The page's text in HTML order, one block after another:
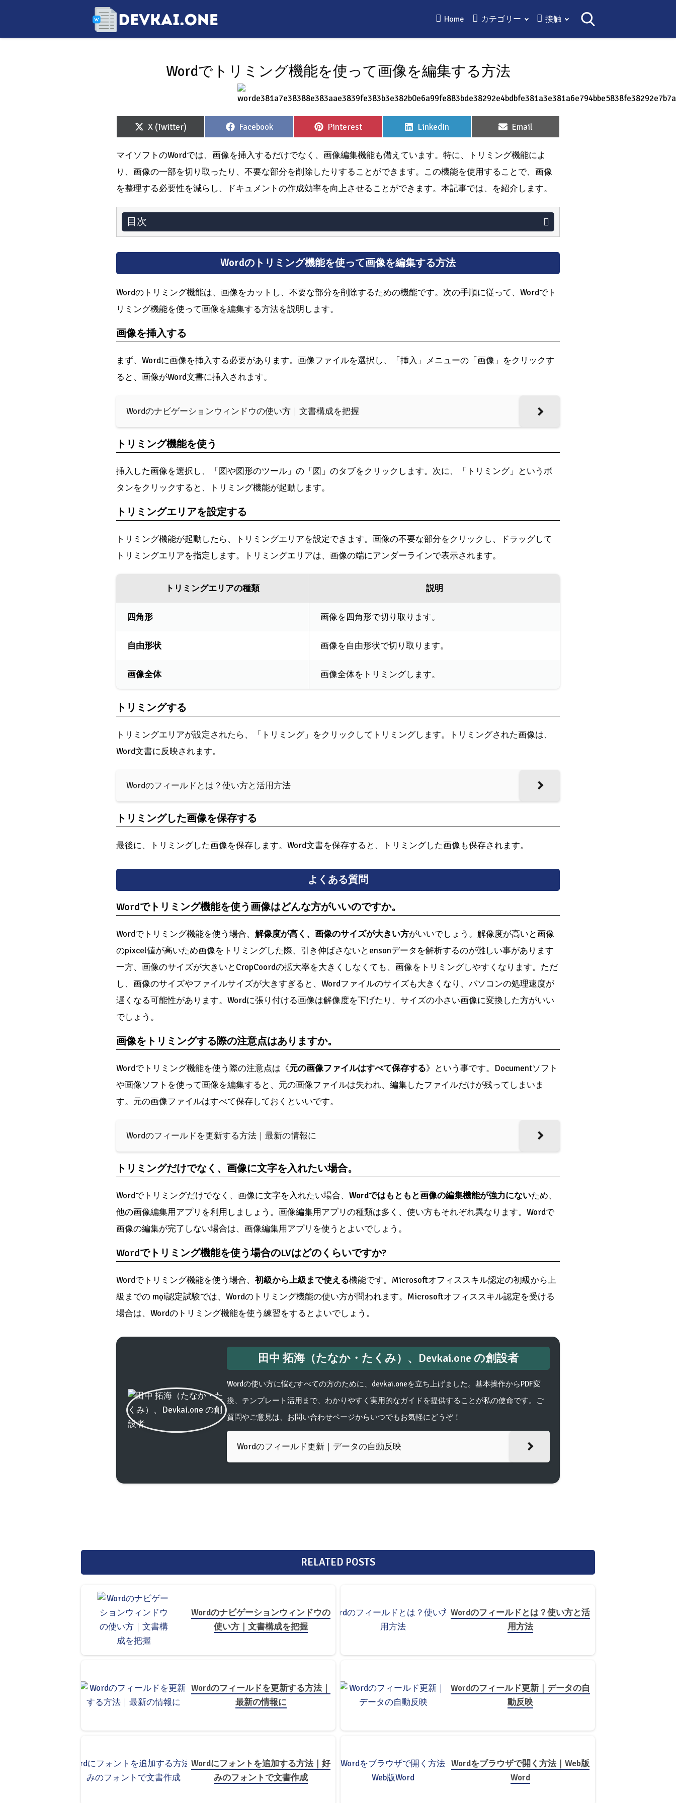
Home カテゴリー 接触
Wordでトリミング機能を使って画像を編集する方法
Share
on
X (Twitter)
Share
on
Facebook
Share
on
Pinterest
Share
on
LinkedIn
Share
on
Email
マイソフトのWordでは、画像を挿入するだけでなく、画像編集機能も備えています。特に、トリミング機能によ
り、画像の一部を切り取ったり、不要な部分を削除したりすることができます。この機能を使用することで、画像
を整理する必要性を減らし、ドキュメントの作成効率を向上させることができます。本記事では、を紹介します。
目次
Wordのトリミング機能を使って画像を編集する方法
Wordのトリミング機能は、画像をカットし、不要な部分を削除するための機能です。次の手順に従って、Wordでト
リミング機能を使って画像を編集する方法を説明します。
画像を挿入する
まず、Wordに画像を挿入する必要があります。画像ファイルを選択し、「挿入」メニューの「画像」をクリックす
ると、画像がWord文書に挿入されます。
Wordのナビゲーションウィンドウの使い方｜文書構成を把握
トリミング機能を使う
挿入した画像を選択し、「図や図形のツール」の「図」のタブをクリックします。次に、「トリミング」というボ
タンをクリックすると、トリミング機能が起動します。
トリミングエリアを設定する
トリミング機能が起動したら、トリミングエリアを設定できます。画像の不要な部分をクリックし、ドラッグして
トリミングエリアを指定します。トリミングエリアは、画像の端にアンダーラインで表示されます。
トリミングエリアの種類 説明
四角形 画像を四角形で切り取ります。
自由形状 画像を自由形状で切り取ります。
画像全体 画像全体をトリミングします。
トリミングする
トリミングエリアが設定されたら、「トリミング」をクリックしてトリミングします。トリミングされた画像は、
Word文書に反映されます。
Wordのフィールドとは？使い方と活用方法
トリミングした画像を保存する
最後に、トリミングした画像を保存します。Word文書を保存すると、トリミングした画像も保存されます。
よくある質問
Wordでトリミング機能を使う画像はどんな方がいいのですか。
Wordでトリミング機能を使う場合、 解像度が高く、画像のサイズが大きい方がいいでしょう。解像度が高いと画像
のpixcel値が高いため画像をトリミングした際、引き伸ばさないとensonデータを解析するのが難しい事があります
一方、画像のサイズが大きいとCropCoordの拡大率を大きくしなくても、画像をトリミングしやすくなります。ただ
し、画像のサイズやファイルサイズが大きすぎると、Wordファイルのサイズも大きくなり、パソコンの処理速度が
遅くなる可能性があります。Wordに張り付ける画像は解像度を下げたり、サイズの小さい画像に変換した方がいい
でしょう。
画像をトリミングする際の注意点はありますか。
Wordでトリミング機能を使う際の注意点は《元の画像ファイルはすべて保存する》という事です。Documentソフト
や画像ソフトを使って画像を編集すると、元の画像ファイルは失われ、編集したファイルだけが残ってしまいま
す。元の画像ファイルはすべて保存しておくといいです。
Wordのフィールドを更新する方法｜最新の情報に
トリミングだけでなく、画像に文字を入れたい場合。
Wordでトリミングだけでなく、画像に文字を入れたい場合、 Wordではもともと画像の編集機能が強力にないため、
他の画像編集用アプリを利用しましょう。画像編集用アプリの種類は多く、使い方もそれぞれ異なります。Wordで
画像の編集が完了しない場合は、画像編集用アプリを使うとよいでしょう。
Wordでトリミング機能を使う場合のLVはどのくらいですか?
Wordでトリミング機能を使う場合、 初級から上級まで使える機能です。Microsoftオフィススキル認定の初級から上
級までの mọi認定試験では、Wordのトリミング機能の使い方が問われます。Microsoftオフィススキル認定を受ける
場合は、Wordのトリミング機能を使う練習をするとよいでしょう。
田中 拓海（たなか・たくみ）、Devkai.one の創設者
Wordの使い方に悩むすべての方のために、devkai.oneを立ち上げました。基本操作からPDF変
換、テンプレート活用まで、わかりやすく実用的なガイドを提供することが私の使命です。ご
質問やご意見は、お問い合わせページからいつでもお気軽にどうぞ！
Wordのフィールド更新｜データの自動反映
RELATED POSTS
Wordのナビゲーションウィンドウの
使い方｜文書構成を把握
Wordのフィールドとは？使い方と活
用方法
Wordのフィールドを更新する方法｜
最新の情報に
Wordのフィールド更新｜データの自
動反映
Wordにフォントを追加する方法｜好
みのフォントで文書作成
Wordをブラウザで開く方法｜Web版
Word